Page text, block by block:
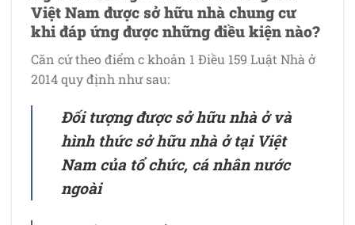
Việt Nam được sở hữu nhà chung cư
khi đáp ứng được những điều kiện nào?
Căn cứ theo điểm c khoản 1 Điều 159 Luật Nhà ở
2014 quy định như sau:
Đối tượng được sở hữu nhà ở và
hình thức sở hữu nhà ở tại Việt
Nam của tổ chức, cá nhân nước
ngoài